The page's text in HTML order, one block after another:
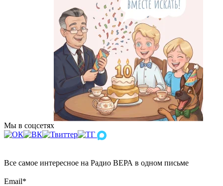
Мы в соцсетях
Все самое интересное на Радио ВЕРА в одном письме
Email*